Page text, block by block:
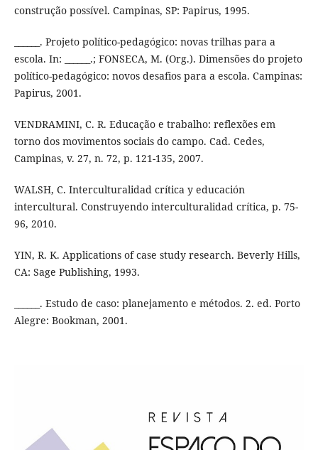
construção possível. Campinas, SP: Papirus, 1995.
______. Projeto político-pedagógico: novas trilhas para a
escola. In: ______.; FONSECA, M. (Org.). Dimensões do projeto
político-pedagógico: novos desafios para a escola. Campinas:
Papirus, 2001.
VENDRAMINI, C. R. Educação e trabalho: reflexões em
torno dos movimentos sociais do campo. Cad. Cedes,
Campinas, v. 27, n. 72, p. 121-135, 2007.
WALSH, C. Interculturalidad crítica y educación
intercultural. Construyendo interculturalidad crítica, p. 75-
96, 2010.
YIN, R. K. Applications of case study research. Beverly Hills,
CA: Sage Publishing, 1993.
______. Estudo de caso: planejamento e métodos. 2. ed. Porto
Alegre: Bookman, 2001.